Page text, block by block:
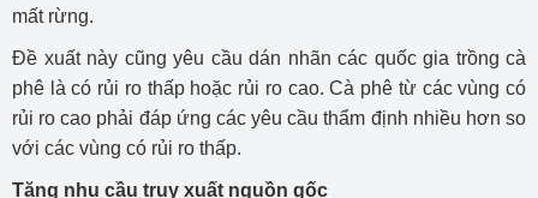
mất rừng.
Đề xuất này cũng yêu cầu dán nhãn các quốc gia trồng cà
phê là có rủi ro thấp hoặc rủi ro cao. Cà phê từ các vùng có
rủi ro cao phải đáp ứng các yêu cầu thẩm định nhiều hơn so
với các vùng có rủi ro thấp.
Tăng nhu cầu truy xuất nguồn gốc